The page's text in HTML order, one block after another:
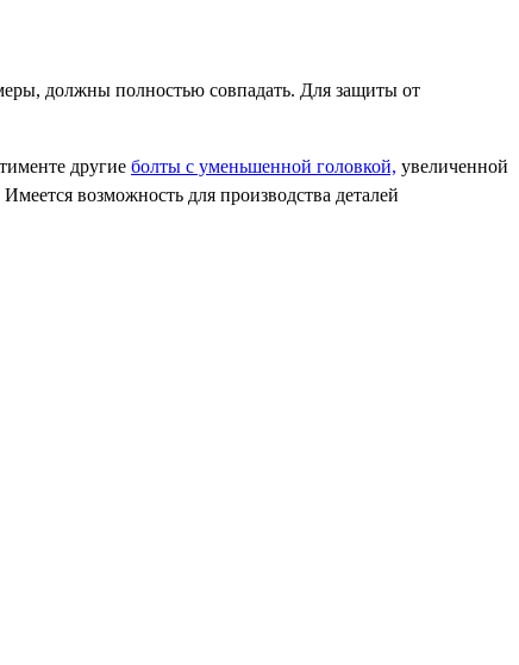
должны полностью совпадать. Для защиты от
другие болты с уменьшенной головкой, увеличенной
возможность для производства деталей